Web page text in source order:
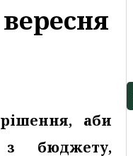
аби
з бюджету,